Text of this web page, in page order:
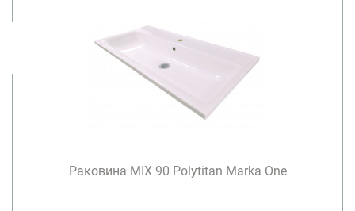
Раковина MIX 90 Polytitan Marka One